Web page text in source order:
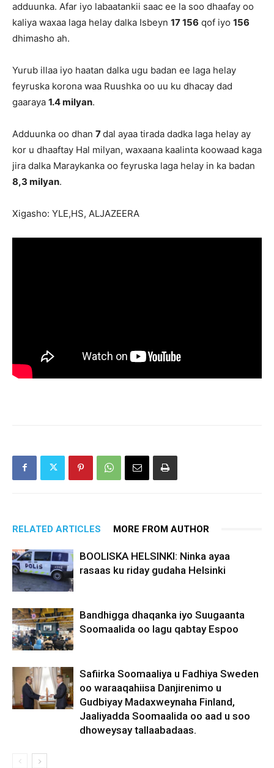
adduunka. Afar iyo labaatankii saac ee la soo dhaafay oo
kaliya waxaa laga helay dalka Isbeyn 17 156 qof iyo 156
dhimasho ah.
Yurub illaa iyo haatan dalka ugu badan ee laga helay
feyruska korona waa Ruushka oo uu ku dhacay dad
gaaraya 1.4 milyan.
Adduunka oo dhan 7dal ayaa tirada dadka laga helay ay
kor u dhaaftay Hal milyan, waxaana kaalinta koowaad kaga
jira dalka Maraykanka oo feyruska laga helay in ka badan
8,3 milyan.
Xigasho: YLE,HS, ALJAZEERA
RELATED ARTICLES MORE FROM AUTHOR
BOOLISKA HELSINKI: Ninka ayaa
rasaas ku riday gudaha Helsinki
Bandhigga dhaqanka iyo Suugaanta
Soomaalida oo lagu qabtay Espoo
Safiirka Soomaaliya u Fadhiya Sweden
oo waraaqahiisa Danjirenimo u
Gudbiyay Madaxweynaha Finland,
Jaaliyadda Soomaalida oo aad u soo
dhoweysay tallaabadaas.